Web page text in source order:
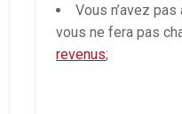
Vous n’avez
vous ne fera pas
revenus;